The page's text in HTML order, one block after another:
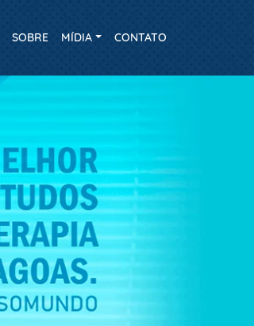
SOBRE MÍDIA CONTATO